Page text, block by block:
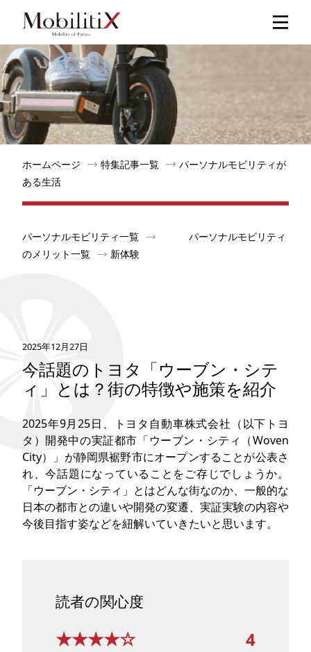
人気記事
特集記事
モビリティ
メリット
お問い合わせ
ホームページ 特集記事一覧
パーソナルモビリティが
ある生活
パーソナルモビリティ一覧
パーソナルモビリティ
のメリット一覧
新体験
2025年12月27日
今話題のトヨタ「ウーブン・シテ
ィ」とは？街の特徴や施策を紹介
2025年9月25日、トヨタ自動車株式会社（以下トヨ
タ）開発中の実証都市「ウーブン・シティ（Woven
City）」が静岡県裾野市にオープンすることが公表さ
れ、今話題になっていることをご存じでしょうか。
「ウーブン・シティ」とはどんな街なのか、一般的な
日本の都市との違いや開発の変遷、実証実験の内容や
今後目指す姿などを紐解いていきたいと思います。
読者の関心度
★★★★☆ 4